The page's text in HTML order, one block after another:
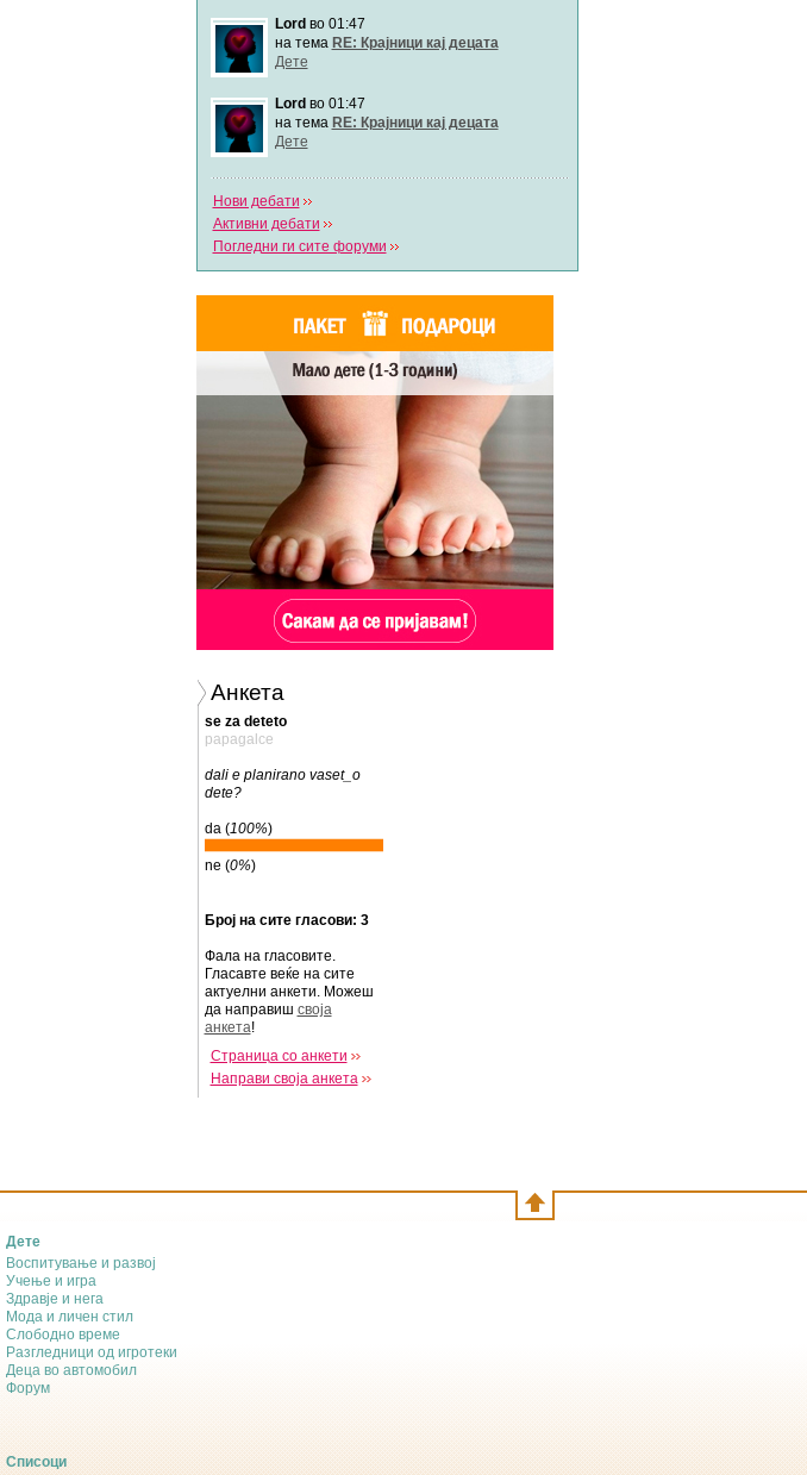
Lord во 01:47
на тема RE: Крајници кај децата
Дете
Lord во 01:47
на тема RE: Крајници кај децата
Дете
Нови дебати
Активни дебати
Погледни ги сите форуми
Анкета
se za deteto
papagalce
dali e planirano vaset_o
dete?
da (100%)
ne (0%)
Број на сите гласови: 3
Фала на гласовите.
Гласавте веќе на сите
актуелни анкети. Можеш
да направиш своја
анкета!
Страница со анкети
Направи своја анкета
Дете
Воспитување и развој
Учење и игра
Здравје и нега
Мода и личен стил
Слободно време
Разгледници од игротеки
Деца во автомобил
Форум
Списоци